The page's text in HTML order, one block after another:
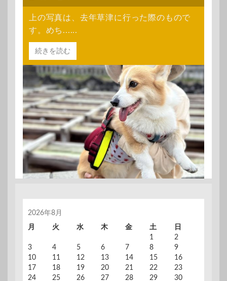
上の写真は、去年草津に行った際のもので
す。めち......
続きを読む
2026年8月
月
火 水 木 金 土
日
1
2
3
4 5 6 7 8
9
10
11 12 13 14 15
16
17
18 19 20 21 22
23
24
25 26 27 28 29
30